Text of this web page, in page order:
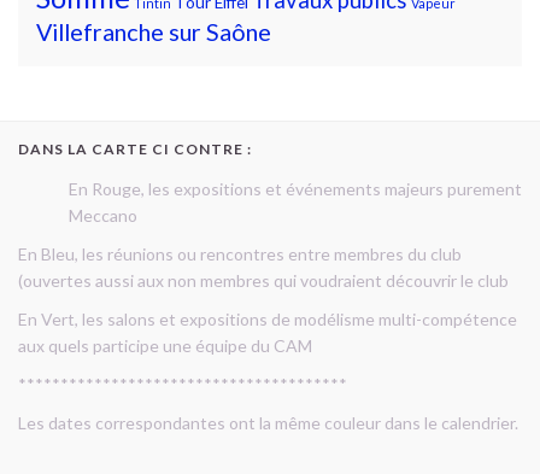
Villefranche sur Saône
DANS LA CARTE CI CONTRE :
En Rouge, les expositions et événements majeurs purement
Meccano
En Bleu, les réunions ou rencontres entre membres du club
(ouvertes aussi aux non membres qui voudraient découvrir le club
En Vert, les salons et expositions de modélisme multi-compétence
aux quels participe une équipe du CAM
***************************************
Les dates correspondantes ont la même couleur dans le calendrier.